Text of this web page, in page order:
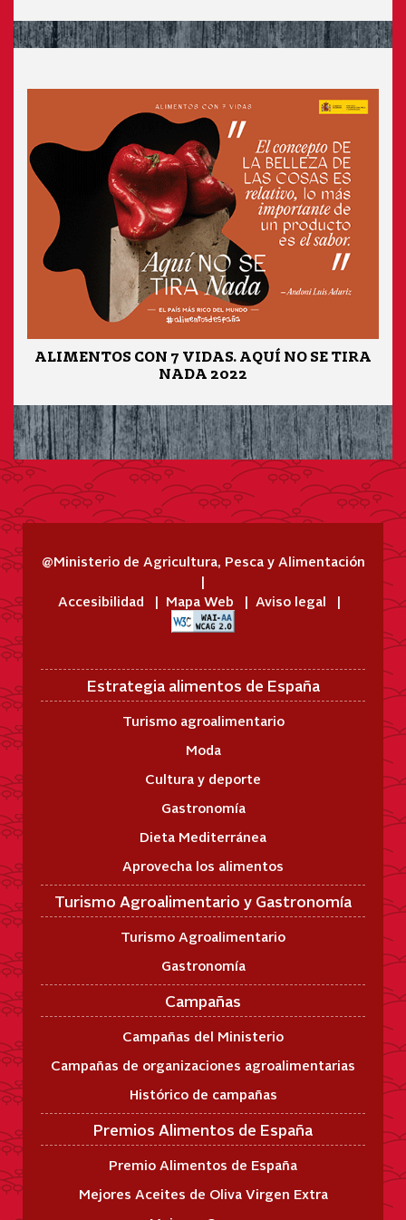
ALIMENTOS CON 7 VIDAS. AQUÍ NO SE TIRA
NADA 2022
@Ministerio de Agricultura, Pesca y Alimentación
Accesibilidad Mapa Web Aviso legal
Estrategia alimentos de España
Turismo agroalimentario
Moda
Cultura y deporte
Gastronomía
Dieta Mediterránea
Aprovecha los alimentos
Turismo Agroalimentario y Gastronomía
Turismo Agroalimentario
Gastronomía
Campañas
Campañas del Ministerio
Campañas de organizaciones agroalimentarias
Histórico de campañas
Premios Alimentos de España
Premio Alimentos de España
Mejores Aceites de Oliva Virgen Extra